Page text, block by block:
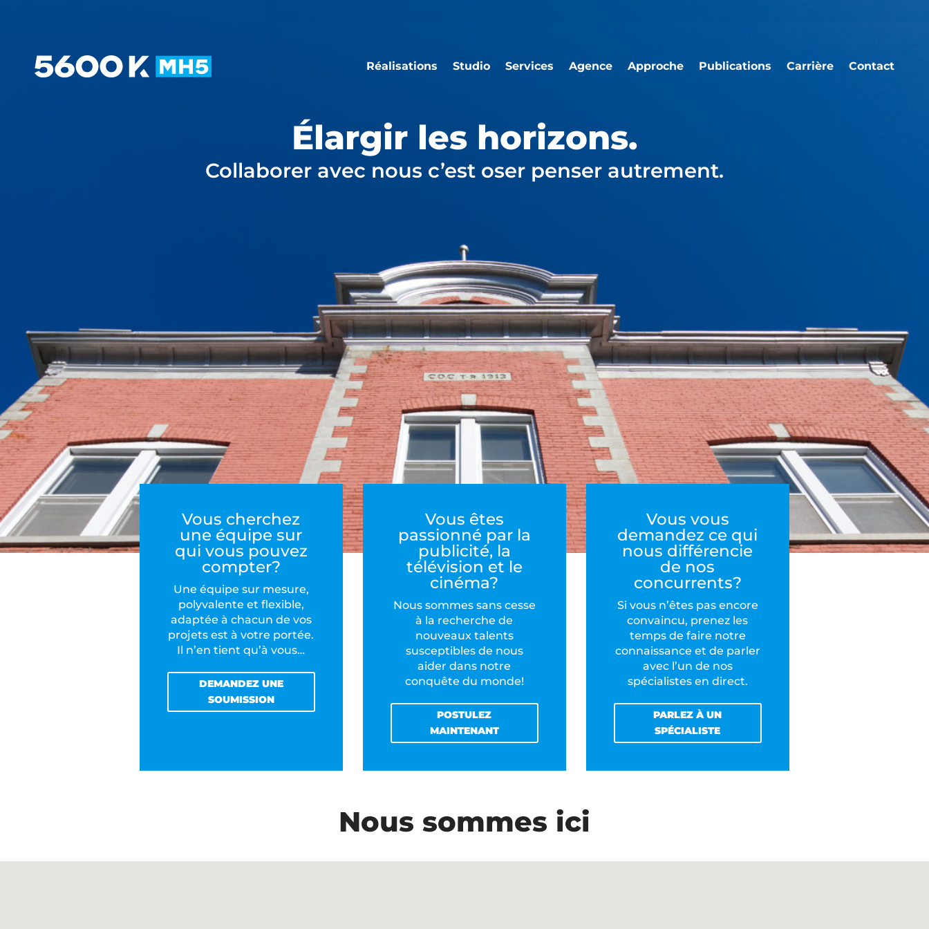
Réalisations Studio Services Agence Approche Publications Carrière Contact
Élargir les horizons.
Collaborer avec nous c’est oser penser autrement.
Vous cherchez
une équipe sur
qui vous pouvez
compter?
Une équipe sur mesure,
polyvalente et flexible,
adaptée à chacun de vos
projets est à votre portée.
Il n’en tient qu’à vous…
DEMANDEZ UNE
SOUMISSION
Vous êtes
passionné par la
publicité, la
télévision et le
cinéma?
Nous sommes sans cesse
à la recherche de
nouveaux talents
susceptibles de nous
aider dans notre
conquête du monde!
POSTULEZ
MAINTENANT
Vous vous
demandez ce qui
nous différencie
de nos
concurrents?
Si vous n’êtes pas encore
convaincu, prenez les
temps de faire notre
connaissance et de parler
avec l’un de nos
spécialistes en direct.
PARLEZ À UN
SPÉCIALISTE
Nous sommes ici